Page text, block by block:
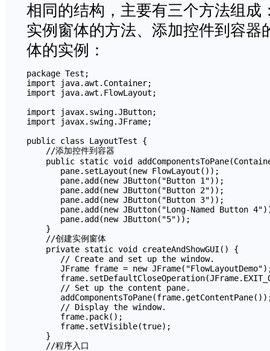
相同的结构，主要有三个方法组成
实例窗体的方法、添加控件到容器
体的实例：
package Test;
import java.awt.Container;
import java.awt.FlowLayout;
import javax.swing.JButton;
import javax.swing.JFrame;
public class LayoutTest {
    //添加控件到容器
public static void
       pane.setLayout(new FlowLayout());
       pane.add(new JButton("Button 1"));
       pane.add(new JButton("Button 2"));
       pane.add(new JButton("Button 3"));
pane.add(new JButton("Long-Named Button
       pane.add(new JButton("5"));
    }
    //创建实例窗体
    private static void createAndShowGUI() {
       // Create and set up the window.
JFrame frame = new
       // Set up the content pane.
       // Display the window.
       frame.pack();
       frame.setVisible(true);
    }
    //程序入口